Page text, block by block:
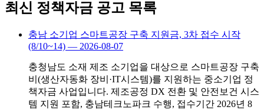
최신 정책자금 공고 목록
충남 소기업 스마트공장 구축 지원금, 3차 접수 시작
(8/10~14) — 2026-08-07
충청남도 소재 제조 소기업을 대상으로 스마트공장 구축
비(생산자동화 장비·IT시스템)를 지원하는 중소기업 정
책자금 사업입니다. 제조공정 DX 전환 및 안전보건 시스
템 지원 포함, 충남테크노파크 수행, 접수기간 2026년 8